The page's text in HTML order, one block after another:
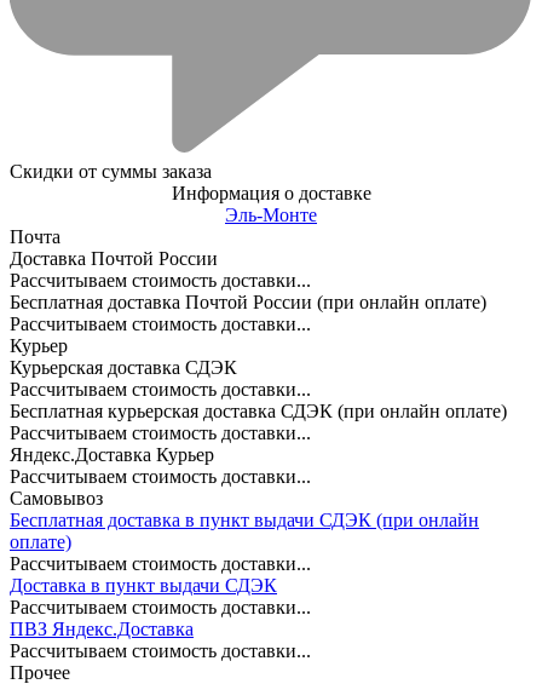
Скидки от суммы заказа
Информация о доставке
Эль-Монте
Почта
Доставка Почтой России
Рассчитываем стоимость доставки...
Бесплатная доставка Почтой России (при онлайн оплате)
Рассчитываем стоимость доставки...
Курьер
Курьерская доставка СДЭК
Рассчитываем стоимость доставки...
Бесплатная курьерская доставка СДЭК (при онлайн оплате)
Рассчитываем стоимость доставки...
Яндекс.Доставка Курьер
Рассчитываем стоимость доставки...
Самовывоз
Бесплатная доставка в пункт выдачи СДЭК (при онлайн
оплате)
Рассчитываем стоимость доставки...
Доставка в пункт выдачи СДЭК
Рассчитываем стоимость доставки...
ПВЗ Яндекс.Доставка
Рассчитываем стоимость доставки...
Прочее